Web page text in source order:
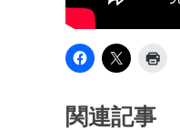
関連記事